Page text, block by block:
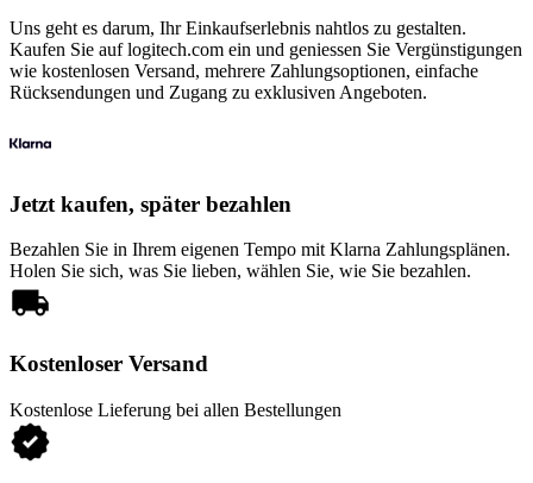
Uns geht es darum, Ihr Einkaufserlebnis nahtlos zu gestalten.
Kaufen Sie auf logitech.com ein und geniessen Sie Vergünstigungen
wie kostenlosen Versand, mehrere Zahlungsoptionen, einfache
Rücksendungen und Zugang zu exklusiven Angeboten.
Jetzt kaufen, später bezahlen
Bezahlen Sie in Ihrem eigenen Tempo mit Klarna Zahlungsplänen.
Holen Sie sich, was Sie lieben, wählen Sie, wie Sie bezahlen.
Kostenloser Versand
Kostenlose Lieferung bei allen Bestellungen